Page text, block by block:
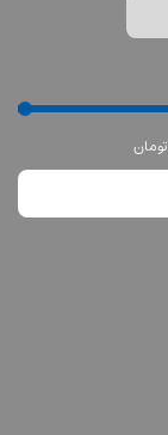
تومان